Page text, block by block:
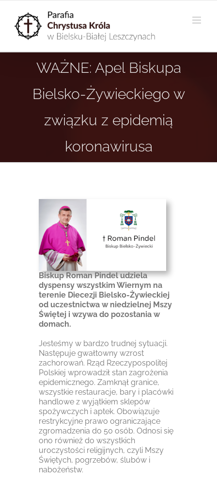
zawartości
WAŻNE: Apel Biskupa
Bielsko-Żywieckiego w
związku z epidemią
koronawirusa
Biskup Roman Pindel udziela
dyspensy wszystkim Wiernym na
terenie Diecezji Bielsko-Żywieckiej
od uczestnictwa w niedzielnej Mszy
Świętej i wzywa do pozostania w
domach.
Jesteśmy w bardzo trudnej sytuacji.
Następuje gwałtowny wzrost
zachorowań. Rząd Rzeczypospolitej
Polskiej wprowadził stan zagrożenia
epidemicznego. Zamknął granice,
wszystkie restauracje, bary i placówki
handlowe z wyjątkiem sklepów
spożywczych i aptek. Obowiązuje
restrykcyjne prawo ograniczające
zgromadzenia do 50 osób. Odnosi się
ono również do wszystkich
uroczystości religijnych, czyli Mszy
Świętych, pogrzebów, ślubów i
nabożeństw.